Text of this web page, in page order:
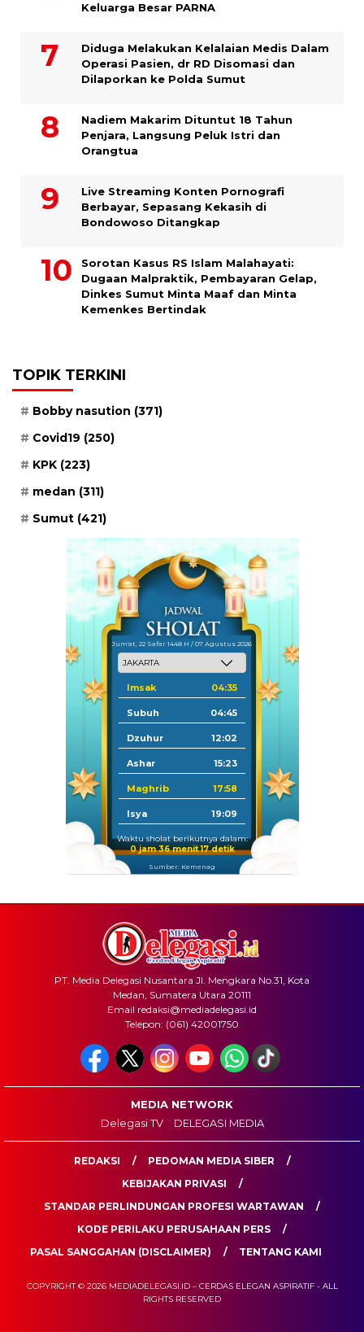
Keluarga Besar PARNA
Diduga Melakukan Kelalaian Medis Dalam
Operasi Pasien, dr RD Disomasi dan
Dilaporkan ke Polda Sumut
​Nadiem Makarim Dituntut 18 Tahun
Penjara, Langsung Peluk Istri dan
Orangtua
Live Streaming Konten Pornografi
Berbayar, Sepasang Kekasih di
Bondowoso Ditangkap
Sorotan Kasus RS Islam Malahayati:
Dugaan Malpraktik, Pembayaran Gelap,
Dinkes Sumut Minta Maaf dan Minta
Kemenkes Bertindak
TOPIK TERKINI
Bobby nasution (371)
Covid19 (250)
KPK (223)
medan (311)
Sumut (421)
Jum'at, 22 Safar 1448 H / 07 Agustus 2026
Imsak 04:35
Subuh 04:45
Dzuhur 12:02
Ashar 15:23
Maghrib 17:58
Isya 19:09
Waktu sholat berikutnya dalam:
0 jam 36 menit 17 detik
Sumber: Kemenag
PT. Media Delegasi Nusantara Jl. Mengkara No.31, Kota
Medan, Sumatera Utara 20111
Email redaksi@mediadelegasi.id
Telepon: (061) 42001750
MEDIA NETWORK
Delegasi TV
DELEGASI MEDIA
REDAKSI
PEDOMAN MEDIA SIBER
KEBIJAKAN PRIVASI
STANDAR PERLINDUNGAN PROFESI WARTAWAN
KODE PERILAKU PERUSAHAAN PERS
PASAL SANGGAHAN (DISCLAIMER)
TENTANG KAMI
COPYRIGHT © 2026 MEDIADELEGASI.ID – CERDAS ELEGAN ASPIRATIF - ALL
RIGHTS RESERVED